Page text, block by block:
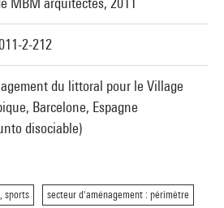
2-212
du littoral pour le Village
Barcelone, Espagne
disociable)
sports secteur d'aménagement : périmètre